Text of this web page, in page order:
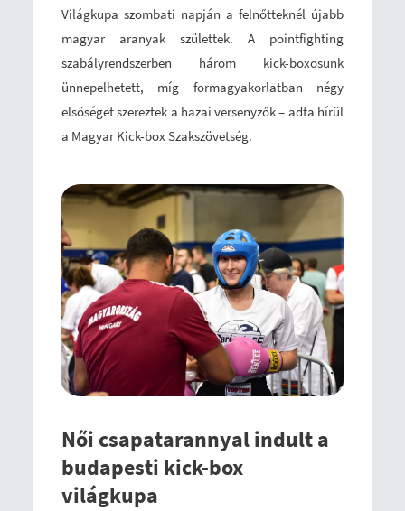
Világkupa szombati napján a felnőtteknél újabb
magyar aranyak születtek. A pointfighting
szabályrendszerben három kick-boxosunk
ünnepelhetett, míg formagyakorlatban négy
elsőséget szereztek a hazai versenyzők – adta hírül
a Magyar Kick-box Szakszövetség.
Női csapatarannyal indult a
budapesti kick-box
világkupa